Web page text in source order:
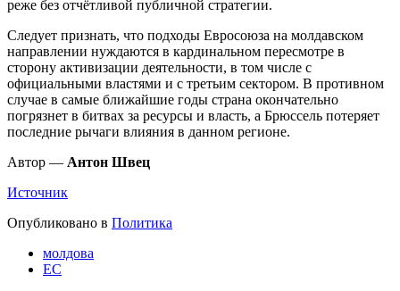
реже без отчётливой публичной стратегии.
Следует признать, что подходы Евросоюза на молдавском
направлении нуждаются в кардинальном пересмотре в
сторону активизации деятельности, в том числе с
официальными властями и с третьим сектором. В противном
случае в самые ближайшие годы страна окончательно
погрязнет в битвах за ресурсы и власть, а Брюссель потеряет
последние рычаги влияния в данном регионе.
Автор — Антон Швец
Источник
Опубликовано в Политика
молдова
ЕС